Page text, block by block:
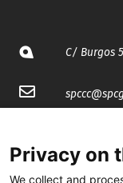
C/ Burgos
spccc@
Privacy on
We collect and